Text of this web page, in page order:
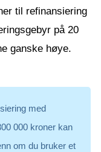
til refinansiering
på 20
ganske høye.
med
000 kroner kan
om du bruker et